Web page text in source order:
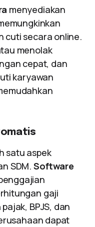
menyediakan
cuti secara online.
menolak
cepat, dan
karyawan
satu aspek
SDM. Software
gaji
BPJS, dan
dapat